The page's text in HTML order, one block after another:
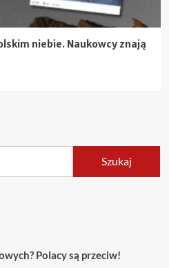
niebie. Naukowcy znają
Szukaj
Polacy są przeciw!